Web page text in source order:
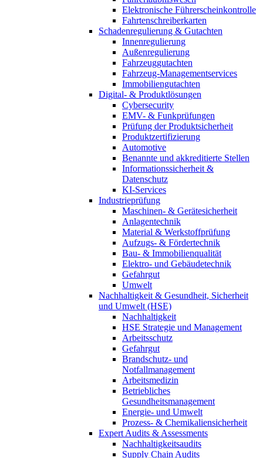
Elektronische Führerscheinkontrolle
Fahrtenschreiberkarten
Schadenregulierung & Gutachten
Innenregulierung
Außenregulierung
Fahrzeuggutachten
Fahrzeug-Managementservices
Immobiliengutachten
Digital- & Produktlösungen
Cybersecurity
EMV- & Funkprüfungen
Prüfung der Produktsicherheit
Produktzertifizierung
Automotive
Benannte und akkreditierte Stellen
Informationssicherheit &
Datenschutz
KI-Services
Industrieprüfung
Maschinen- & Gerätesicherheit
Anlagentechnik
Material & Werkstoffprüfung
Aufzugs- & Fördertechnik
Bau- & Immobilienqualität
Elektro- und Gebäudetechnik
Gefahrgut
Umwelt
Nachhaltigkeit & Gesundheit, Sicherheit
und Umwelt (HSE)
Nachhaltigkeit
HSE Strategie und Management
Arbeitsschutz
Gefahrgut
Brandschutz- und
Notfallmanagement
Arbeitsmedizin
Betriebliches
Gesundheitsmanagement
Energie- und Umwelt
Prozess- & Chemikaliensicherheit
Expert Audits & Assessments
Nachhaltigkeitsaudits
Supply Chain Audits